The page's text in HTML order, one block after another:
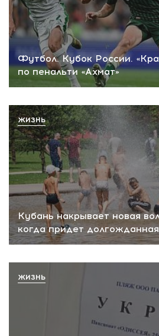
Футбол. Кубок России.
по пенальти «Ахмат»
Кубань накрывает новая
когда придет
ЖИЗНЬ
ЖИЗНЬ